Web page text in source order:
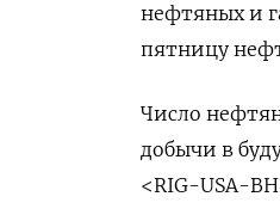
нефтяных и
пятницу
Число
добычи в
<RIG-USA-